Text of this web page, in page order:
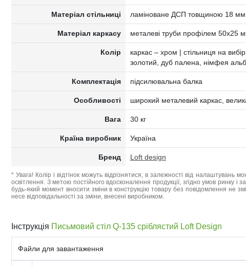
Матеріал стільниці ламіноване ДСП товщиною 18
Матеріал каркасу металеві труби профілем
Колір
каркас – хром | стільниця на
золотий, дуб палена, німфея
Комплектація підсилювальна балка
Особливості широкий металевий каркас,
Вага 30 кг
Країна виробник Україна
Бренд Loft design
* Увага! Колір і відтінок можуть відрізнятися, в залежності від налаштувань
освітлення. З метою постійного вдосконалення продукції, згідно умов ринку
будь-який момент вносити зміни в конструкцію товару без повідомлення не
несе відповідальності за зміни, внесені виробником.
Інструкція Письмовий стіл Q-135 сріблястий Loft Design
Файли для завантаження